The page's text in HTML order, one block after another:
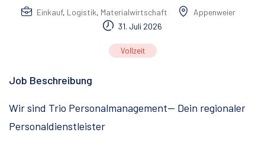
Einkauf, Logistik, Materialwirtschaft
Appenweier
31. Juli 2026
Vollzeit
Job Beschreibung
Wir sind Trio Personalmanagement— Dein regionaler
Personaldienstleister